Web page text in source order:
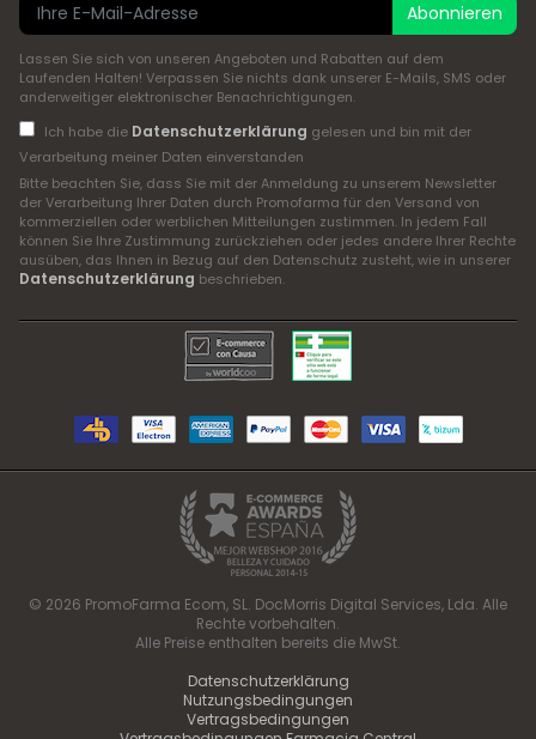
Abonnieren
Lassen Sie sich von unseren Angeboten und Rabatten auf dem
Laufenden Halten! Verpassen Sie nichts dank unserer E-Mails, SMS oder
anderweitiger elektronischer Benachrichtigungen.
Ich habe die Datenschutzerklärung gelesen und bin mit der
Verarbeitung meiner Daten einverstanden
Bitte beachten Sie, dass Sie mit der Anmeldung zu unserem Newsletter
der Verarbeitung Ihrer Daten durch Promofarma für den Versand von
kommerziellen oder werblichen Mitteilungen zustimmen. In jedem Fall
können Sie Ihre Zustimmung zurückziehen oder jedes andere Ihrer Rechte
ausüben, das Ihnen in Bezug auf den Datenschutz zusteht, wie in unserer
Datenschutzerklärung beschrieben.
© 2026 PromoFarma Ecom, SL. DocMorris Digital Services, Lda. Alle
Rechte vorbehalten.
Alle Preise enthalten bereits die MwSt.
Datenschutzerklärung
Nutzungsbedingungen
Vertragsbedingungen